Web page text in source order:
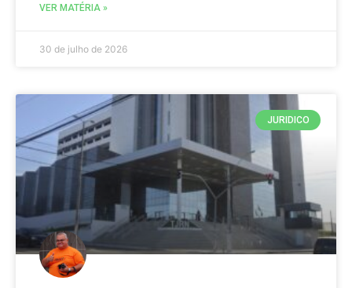
VER MATÉRIA »
30 de julho de 2026
JURIDICO